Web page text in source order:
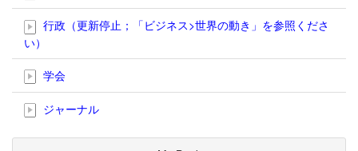
行政（更新停止；「ビジネス>世界の動き」を参照くださ
い）
学会
ジャーナル